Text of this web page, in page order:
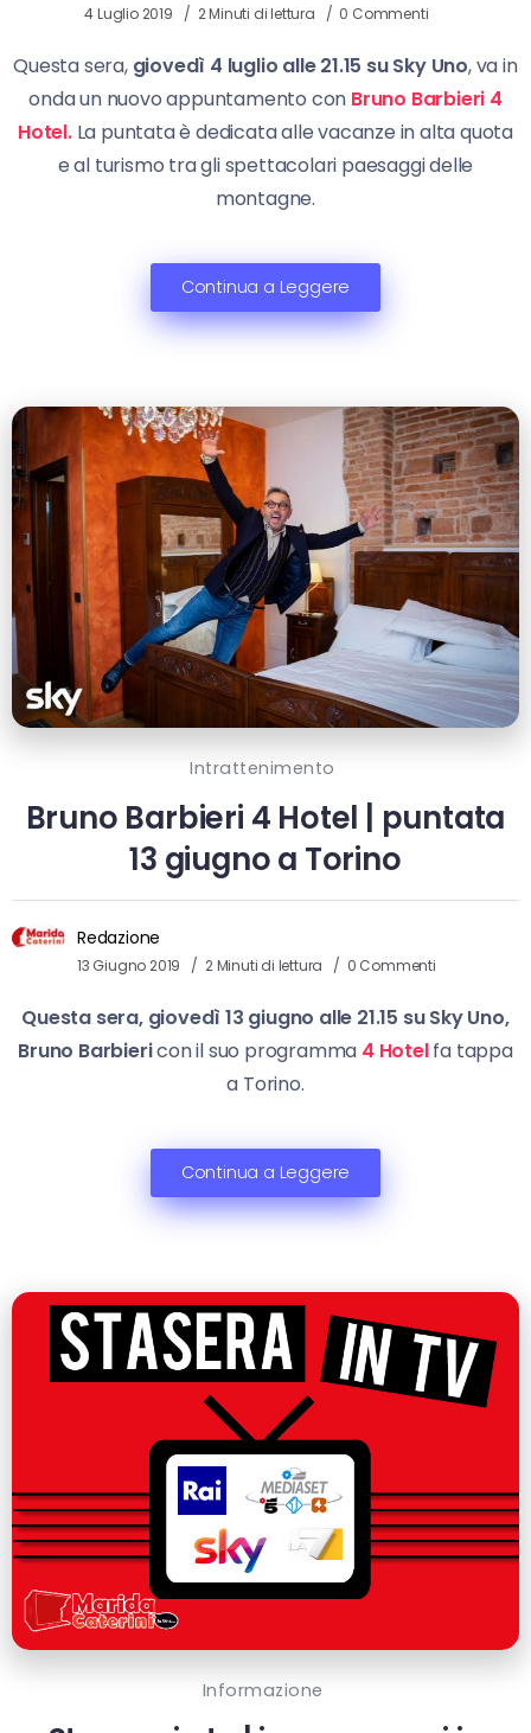
4 Luglio 2019 2 Minuti di lettura 0 Commenti
Questa sera,giovedì 4 luglio alle 21.15 su Sky Uno, va in
onda un nuovo appuntamento con Bruno Barbieri 4
Hotel. La puntata è dedicata alle vacanze in alta quota
e al turismo tra gli spettacolari paesaggi delle
montagne.
Continua a Leggere
Intrattenimento
Bruno Barbieri 4 Hotel | puntata
13 giugno a Torino
Redazione
13 Giugno 2019 2 Minuti di lettura 0 Commenti
Questa sera, giovedì 13 giugno alle 21.15 su Sky Uno,
Bruno Barbiericon il suo programma 4 Hotelfa tappa
a Torino.
Continua a Leggere
Informazione